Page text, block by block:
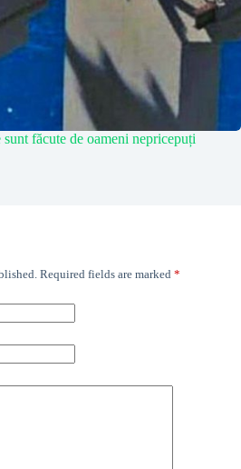
făcute de oameni nepricepuți
Required fields are marked *